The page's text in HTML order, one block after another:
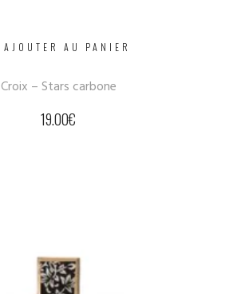
AJOUTER AU PANIER
Croix – Stars carbone
19.00€